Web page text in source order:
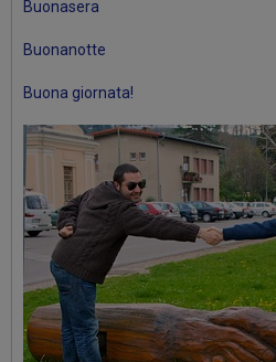
Buonasera
Buonanotte
Buona giornata!